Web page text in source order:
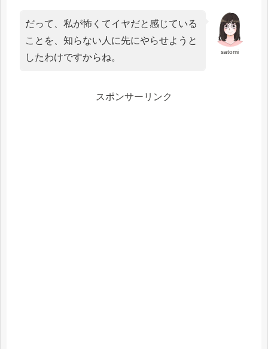
satomi
だって、私が怖くてイヤだと感じている
ことを、知らない人に先にやらせようと
したわけですからね。
スポンサーリンク